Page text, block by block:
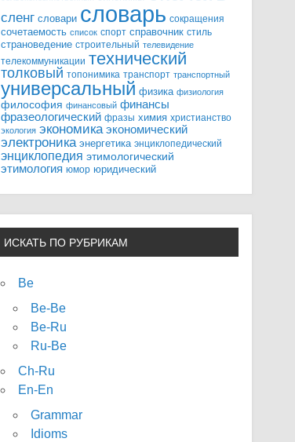
сленг словари словарь сокращения
сочетаемость список спорт справочник стиль
страноведение строительный телевидение
телекоммуникации технический
толковый топонимика транспорт транспортный
универсальный физика физиология
философия финансовый финансы
фразеологический фразы химия христианство
экология экономика экономический
электроника энергетика энциклопедический
энциклопедия этимологический
этимология юмор юридический
ИСКАТЬ ПО РУБРИКАМ
Be
Be-Be
Be-Ru
Ru-Be
Ch-Ru
En-En
Grammar
Idioms